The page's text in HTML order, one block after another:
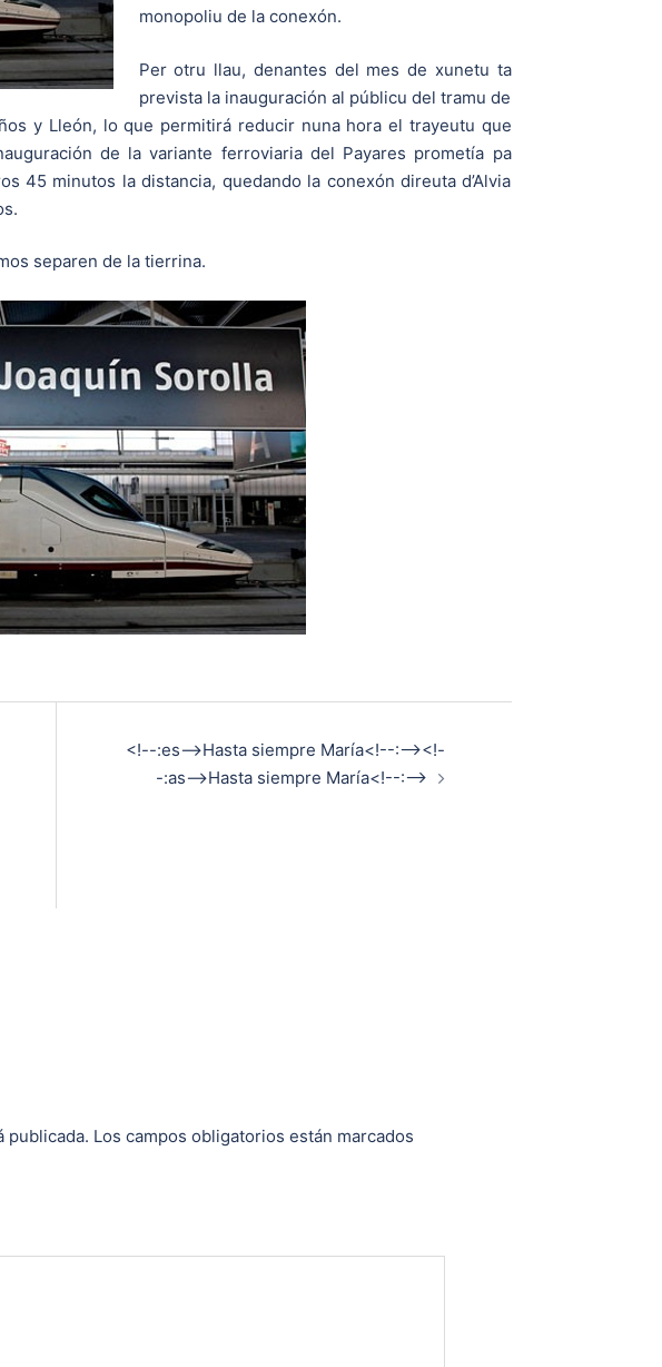
monopoliu de la conexón.
Per otru llau, denantes del mes de xunetu ta
prevista la inauguración al públicu del tramu de
y Lleón, lo que permitirá reducir nuna hora el trayeutu que
de la variante ferroviaria del Payares prometía pa
45 minutos la distancia, quedando la conexón direuta d’Alvia
separen de la tierrina.
<!--:es-->Hasta siempre María<!--:--><!-
-:as-->Hasta siempre María<!--:-->
publicada. Los campos obligatorios están marcados